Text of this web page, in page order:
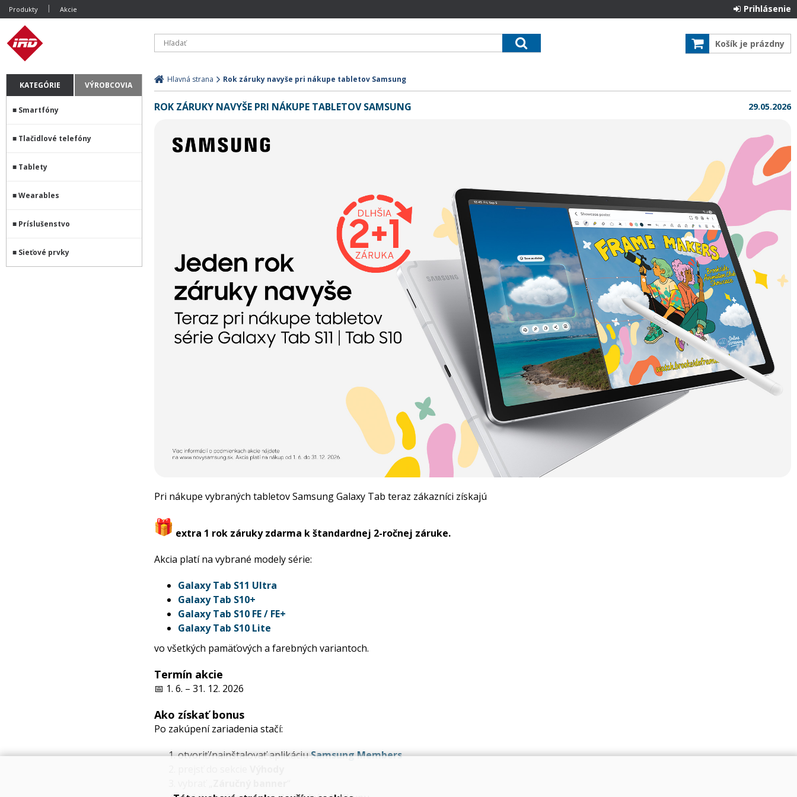
Produkty Akcie Prihlásenie
Košík je prázdny
KATEGÓRIE VÝROBCOVIA
Smartfóny
Tlačidlové telefóny
Tablety
Wearables
Príslušenstvo
Sieťové prvky
Hlavná strana Rok záruky navyše pri nákupe tabletov Samsung
ROK ZÁRUKY NAVYŠE PRI NÁKUPE TABLETOV SAMSUNG 29.05.2026
Pri nákupe vybraných tabletov Samsung Galaxy Tab teraz zákazníci získajú
extra 1 rok záruky zdarma k štandardnej 2-ročnej záruke.
Akcia platí na vybrané modely série:
Galaxy Tab S11 Ultra
Galaxy Tab S10+
Galaxy Tab S10 FE / FE+
Galaxy Tab S10 Lite
vo všetkých pamäťových a farebných variantoch.
Termín akcie
📅 1. 6. – 31. 12. 2026
Ako získať bonus
Po zakúpení zariadenia stačí:
otvoriť/nainštalovať aplikáciuSamsung Members